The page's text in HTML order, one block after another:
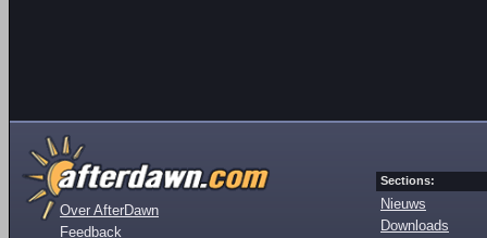
Over AfterDawn
Feedback
Sections:
Nieuws
Downloads